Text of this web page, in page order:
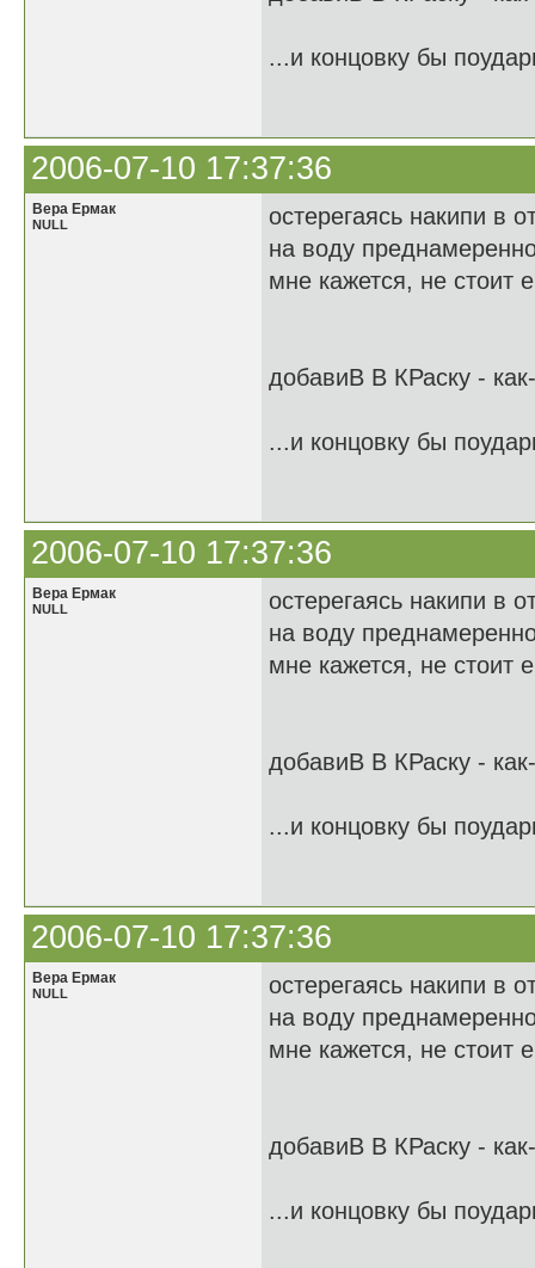
...и концовку бы
2006-07-10 17:37:36
Вера Ермак
NULL
остерегаясь накипи в
на воду
мне кажется, не стоит
добавиВ В КРаску -
...и концовку бы
2006-07-10 17:37:36
Вера Ермак
NULL
остерегаясь накипи в
на воду
мне кажется, не стоит
добавиВ В КРаску -
...и концовку бы
2006-07-10 17:37:36
Вера Ермак
NULL
остерегаясь накипи в
на воду
мне кажется, не стоит
добавиВ В КРаску -
...и концовку бы